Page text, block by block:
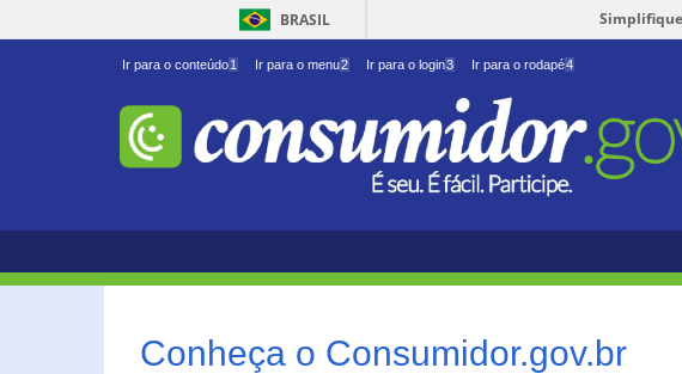
BRASIL
Ir para o conteúdo1 Ir para o menu2 Ir para o login3 Ir para o rodapé4
Conheça o Consumidor.gov.br